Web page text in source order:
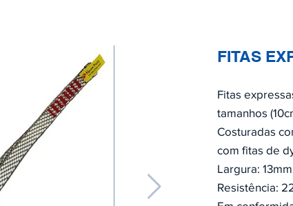
FITAS
Fitas
tamanhos
Costuradas
com fitas de
Largura:
Resistência: